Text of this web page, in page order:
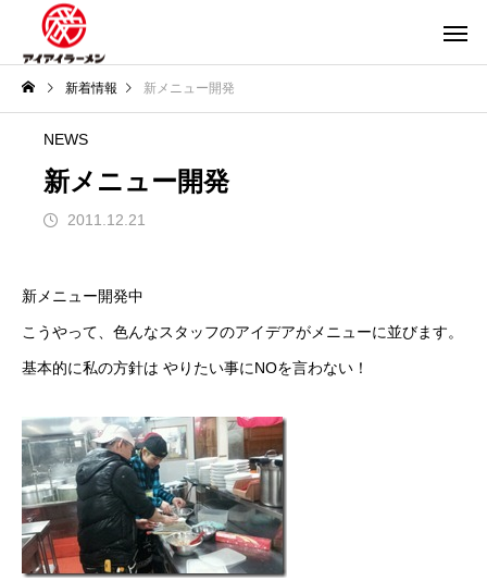
新着情報 新メニュー開発
NEWS
新メニュー開発
2011.12.21
新メニュー開発中
こうやって、色んなスタッフのアイデアがメニューに並びます。
基本的に私の方針は やりたい事にNOを言わない！